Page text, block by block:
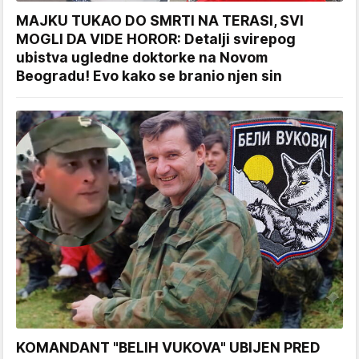
MAJKU TUKAO DO SMRTI NA TERASI, SVI
MOGLI DA VIDE HOROR: Detalji svirepog
ubistva ugledne doktorke na Novom
Beogradu! Evo kako se branio njen sin
KOMANDANT "BELIH VUKOVA" UBIJEN PRED